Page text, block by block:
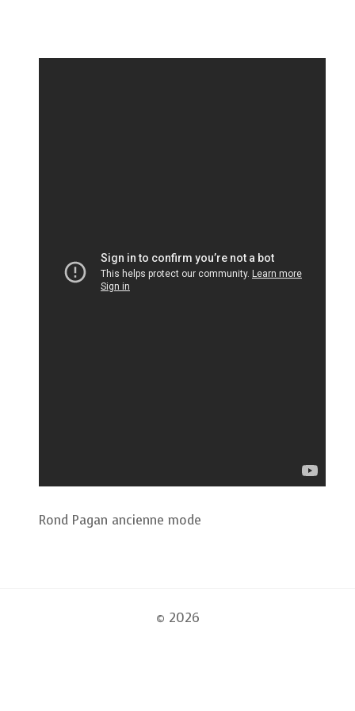
Rond Pagan ancienne mode
© 2026